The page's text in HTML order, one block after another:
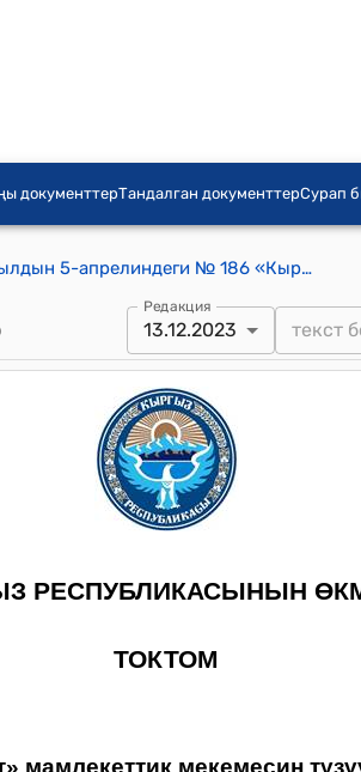
документтерТандалган документтерСурап
Кыргыз Республикасынын Өкмөтүнүн 2018-жылдын 5-апрелиндеги № 186 «Кыргызтест» мамлекеттик мекемесин түзүү жөнүндө" токтому
Редакция
13.12.2023